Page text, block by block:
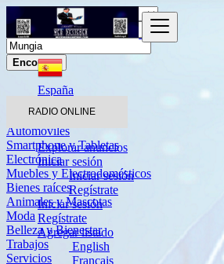
RADIO ONLINE
Explorar anuncios
Iniciar sesión
Iniciar sesión
Regístrate
Iniciar sesión
Regístrate
Agregar listado
English
Français
Encontrar
España
Automóviles
Smartphone y Tabletas
Electrónica
Muebles y Electrodomésticos
Bienes raíces
Animales y Mascotas
Moda
Belleza y Bienestar
Trabajos
Servicios